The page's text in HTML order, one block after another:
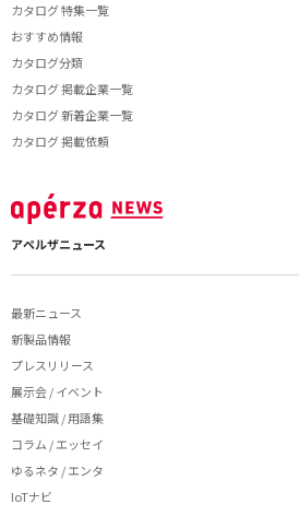
カタログ 特集一覧
おすすめ情報
カタログ分類
カタログ 掲載企業一覧
カタログ 新着企業一覧
カタログ 掲載依頼
アペルザニュース
最新ニュース
新製品情報
プレスリリース
展示会 / イベント
基礎知識 / 用語集
コラム / エッセイ
ゆるネタ / エンタ
IoTナビ